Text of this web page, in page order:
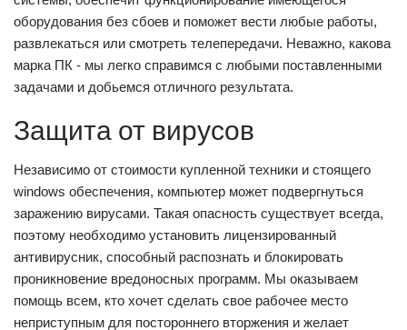
оборудования без сбоев и поможет вести любые работы,
развлекаться или смотреть телепередачи. Неважно, какова
марка ПК - мы легко справимся с любыми поставленными
задачами и добьемся отличного результата.
Защита от вирусов
Независимо от стоимости купленной техники и стоящего
windows обеспечения, компьютер может подвергнуться
заражению вирусами. Такая опасность существует всегда,
поэтому необходимо установить лицензированный
антивирусник, способный распознать и блокировать
проникновение вредоносных программ. Мы оказываем
помощь всем, кто хочет сделать свое рабочее место
неприступным для постороннего вторжения и желает